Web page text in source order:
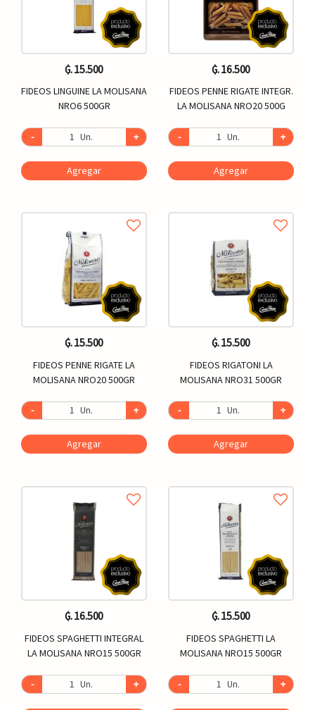
₲. 15.500
FIDEOS LINGUINE LA MOLISANA
NRO6 500GR
- Un. +
Agregar
₲. 16.500
FIDEOS PENNE RIGATE INTEGR.
LA MOLISANA NRO20 500G
- Un. +
Agregar
₲. 15.500
FIDEOS PENNE RIGATE LA
MOLISANA NRO20 500GR
- Un. +
Agregar
₲. 15.500
FIDEOS RIGATONI LA
MOLISANA NRO31 500GR
- Un. +
Agregar
₲. 16.500
FIDEOS SPAGHETTI INTEGRAL
LA MOLISANA NRO15 500GR
- Un. +
₲. 15.500
FIDEOS SPAGHETTI LA
MOLISANA NRO15 500GR
- Un. +